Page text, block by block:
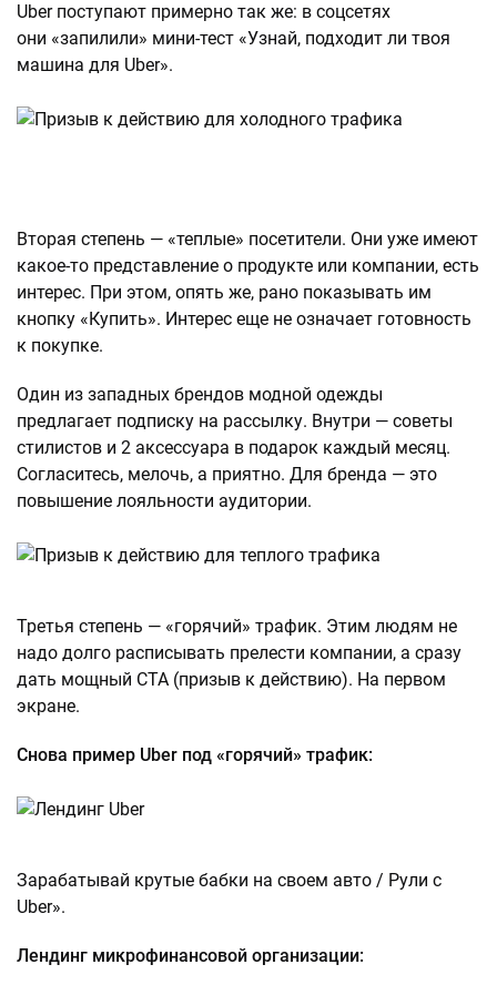
Uber поступают примерно так же: в соцсетях
они «запилили» мини-тест «Узнай, подходит ли твоя
машина для Uber».
Вторая степень — «теплые» посетители. Они уже имеют
какое-то представление о продукте или компании, есть
интерес. При этом, опять же, рано показывать им
кнопку «Купить». Интерес еще не означает готовность
к покупке.
Один из западных брендов модной одежды
предлагает подписку на рассылку. Внутри — советы
стилистов и 2 аксессуара в подарок каждый месяц.
Согласитесь, мелочь, а приятно. Для бренда — это
повышение лояльности аудитории.
Третья степень — «горячий» трафик. Этим людям не
надо долго расписывать прелести компании, а сразу
дать мощный CTA (призыв к действию). На первом
экране.
Снова пример Uber под «горячий» трафик:
Зарабатывай крутые бабки на своем авто / Рули с
Uber».
Лендинг микрофинансовой организации: